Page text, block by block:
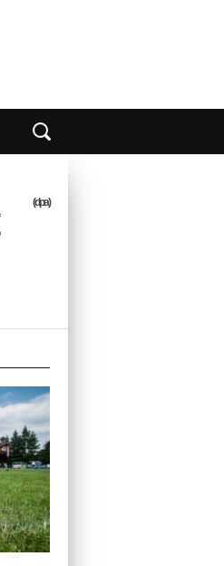
(dpa)